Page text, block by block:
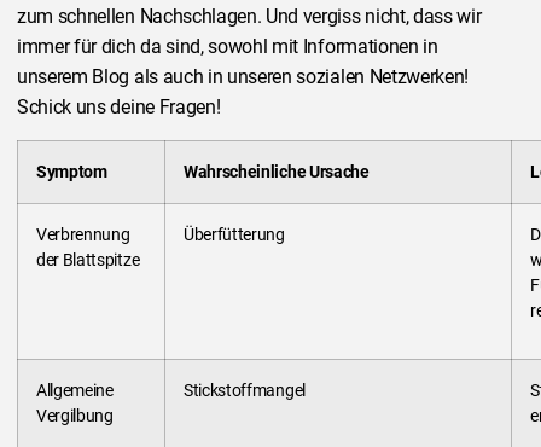
zum schnellen Nachschlagen. Und vergiss nicht, dass wir
immer für dich da sind, sowohl mit Informationen in
unserem Blog als auch in unseren sozialen Netzwerken!
Schick uns deine Fragen!
Symptom Wahrscheinliche Ursache
Verbrennung
der Blattspitze
Überfütterung
Allgemeine
Vergilbung
Stickstoffmangel